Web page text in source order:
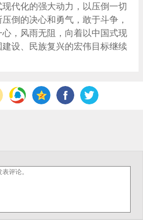
代化的强大动力，以压倒一切
倒的决心和勇气，敢于斗争，
，风雨无阻，向着以中国式现
设、民族复兴的宏伟目标继续